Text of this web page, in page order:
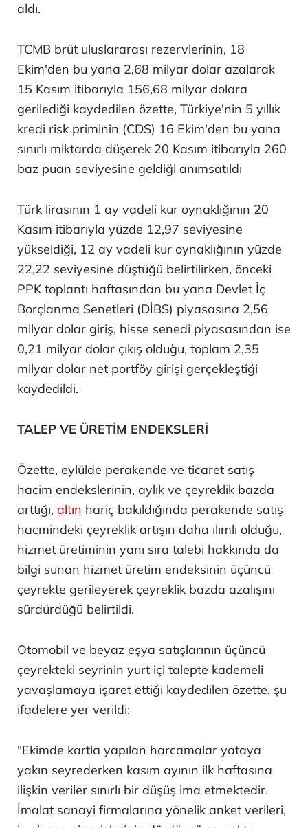
aldı.
TCMB brüt uluslararası rezervlerinin, 18
Ekim'den bu yana 2,68 milyar dolar azalarak
15 Kasım itibarıyla 156,68 milyar dolara
gerilediği kaydedilen özette, Türkiye'nin 5 yıllık
kredi risk priminin (CDS) 16 Ekim'den bu yana
sınırlı miktarda düşerek 20 Kasım itibarıyla 260
baz puan seviyesine geldiği anımsatıldı
Türk lirasının 1 ay vadeli kur oynaklığının 20
Kasım itibarıyla yüzde 12,97 seviyesine
yükseldiği, 12 ay vadeli kur oynaklığının yüzde
22,22 seviyesine düştüğü belirtilirken, önceki
PPK toplantı haftasından bu yana Devlet İç
Borçlanma Senetleri (DİBS) piyasasına 2,56
milyar dolar giriş, hisse senedi piyasasından ise
0,21 milyar dolar çıkış olduğu, toplam 2,35
milyar dolar net portföy girişi gerçekleştiği
kaydedildi.
TALEP VE ÜRETİM ENDEKSLERİ
Özette, eylülde perakende ve ticaret satış
hacim endekslerinin, aylık ve çeyreklik bazda
arttığı, altın hariç bakıldığında perakende satış
hacmindeki çeyreklik artışın daha ılımlı olduğu,
hizmet üretiminin yanı sıra talebi hakkında da
bilgi sunan hizmet üretim endeksinin üçüncü
çeyrekte gerileyerek çeyreklik bazda azalışını
sürdürdüğü belirtildi.
Otomobil ve beyaz eşya satışlarının üçüncü
çeyrekteki seyrinin yurt içi talepte kademeli
yavaşlamaya işaret ettiği kaydedilen özette, şu
ifadelere yer verildi:
"Ekimde kartla yapılan harcamalar yataya
yakın seyrederken kasım ayının ilk haftasına
ilişkin veriler sınırlı bir düşüş ima etmektedir.
İmalat sanayi firmalarına yönelik anket verileri,